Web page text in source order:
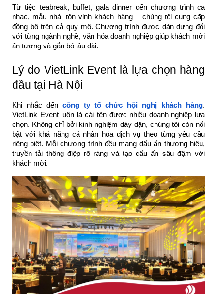
Từ tiệc teabreak, buffet, gala dinner đến chương trình ca
nhạc, mẫu nhả, tôn vinh khách hàng – chúng tôi cung cấp
đồng bộ trên cả quy mô. Chương trình được dàn dựng đối
với từng ngành nghề, văn hóa doanh nghiệp giúp khách mời
ấn tượng và gắn bó lâu dài.
Lý do VietLink Event là lựa chọn hàng
đầu tại Hà Nội
Khi nhắc đến công ty tổ chức hội nghị khách hàng,
VietLink Event luôn là cái tên được nhiều doanh nghiệp lựa
chọn. Không chỉ bởi kinh nghiệm dày dặn, chúng tôi còn nổi
bật với khả năng cá nhân hóa dịch vụ theo từng yêu cầu
riêng biệt. Mỗi chương trình đều mang dấu ấn thương hiệu,
truyền tải thông điệp rõ ràng và tạo dấu ấn sâu đậm với
khách mời.